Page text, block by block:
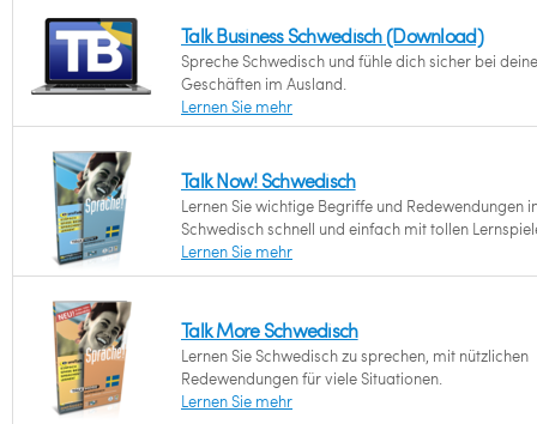
Talk Business Schwedisch (Download)
Spreche Schwedisch und fühle dich sicher bei
Geschäften im Ausland.
Lernen Sie mehr
Talk Now! Schwedisch
Lernen Sie wichtige Begriffe und Redewendungen
Schwedisch schnell und einfach mit tollen
Lernen Sie mehr
Talk More Schwedisch
Lernen Sie Schwedisch zu sprechen, mit nützlichen
Redewendungen für viele Situationen.
Lernen Sie mehr